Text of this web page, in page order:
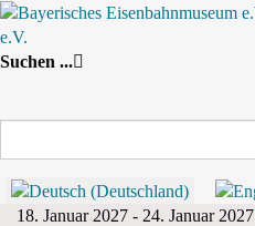
e.V.
Suchen ...
Nach Jahr
Wochenansicht
Vorherige Woche
18. Januar 2027 - 24. Januar 2027